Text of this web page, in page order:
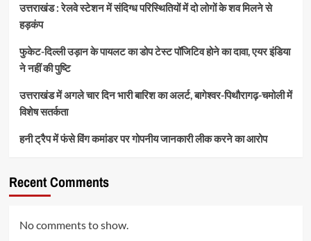
उत्तराखंड : रेलवे स्टेशन में संदिग्ध परिस्थितियों में दो लोगों के शव मिलने से
हड़कंप
फुकेट-दिल्ली उड़ान के पायलट का डोप टेस्ट पॉजिटिव होने का दावा, एयर इंडिया
ने नहीं की पुष्टि
उत्तराखंड में अगले चार दिन भारी बारिश का अलर्ट, बागेश्वर-पिथौरागढ़-चमोली में
विशेष सतर्कता
हनी ट्रैप में फंसे विंग कमांडर पर गोपनीय जानकारी लीक करने का आरोप
Recent Comments
No comments to show.